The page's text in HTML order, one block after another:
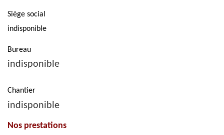
Siège social
indisponible
Bureau
indisponible
Chantier
indisponible
Nos prestations